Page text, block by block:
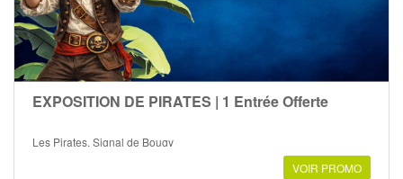
EXPOSITION DE PIRATES | 1 Entrée Offerte
Les Pirates, Signal de Bougy
VOIR PROMO